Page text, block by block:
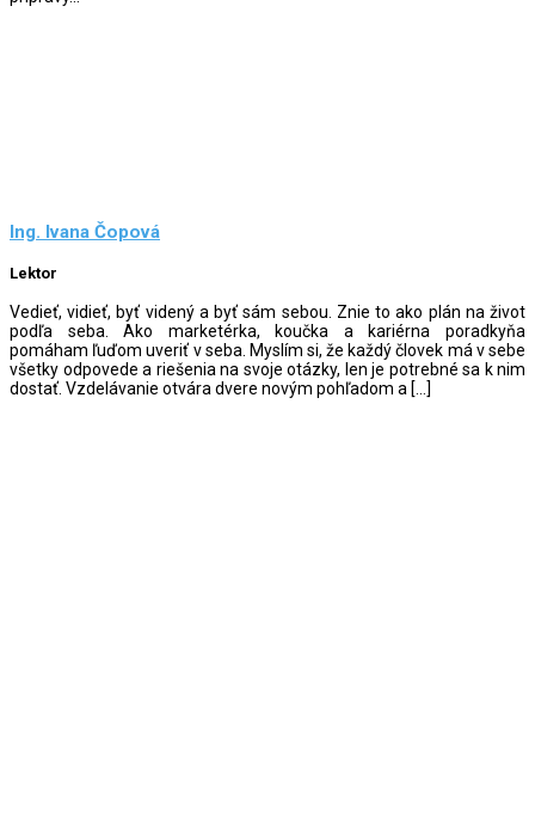
Ing. Ivana Čopová
Lektor
Vedieť, vidieť, byť videný a byť sám sebou. Znie to ako plán na život
podľa seba. Ako marketérka, koučka a kariérna poradkyňa
pomáham ľuďom uveriť v seba. Myslím si, že každý človek má v sebe
všetky odpovede a riešenia na svoje otázky, len je potrebné sa k nim
dostať. Vzdelávanie otvára dvere novým pohľadom a […]